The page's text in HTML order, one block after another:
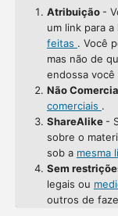
Atribuição -
um link para a
feitas . Você
mas não de
endossa
Não
comerciais .
ShareAlike -
sobre o
sob a mesma
Sem
legais ou
outros de